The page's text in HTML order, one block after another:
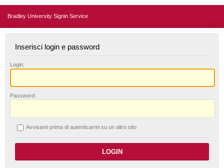
Bradley University Signin Service
Inserisci login e password
L ogin:
Password:
Avvisami prima di autenticarmi su un altro sito